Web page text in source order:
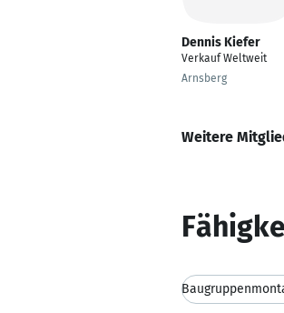
Dennis Kiefer
Verkauf Weltweit
Arnsberg
Weitere